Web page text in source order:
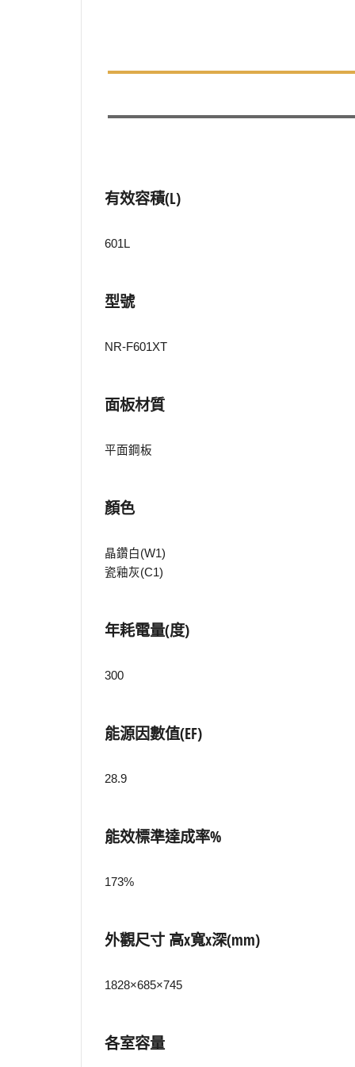
有效容積(L)
601L
型號
NR-F601XT
面板材質
平面鋼板
顏色
晶鑽白(W1)
瓷釉灰(C1)
年耗電量(度)
300
能源因數值(EF)
28.9
能效標準達成率%
173%
外觀尺寸 高x寬x深(mm)
1828×685×745
各室容量